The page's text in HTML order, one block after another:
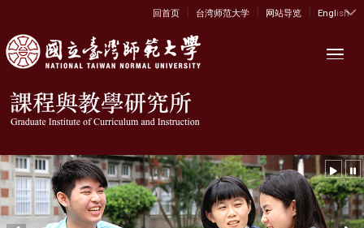
:::
回首页 | 台湾师范大学 | 网站导览 | English